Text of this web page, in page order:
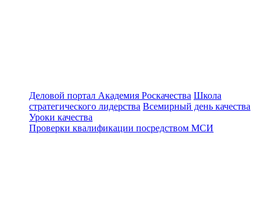
Деловой портал Академия Роскачества Школа
стратегического лидерства Всемирный день качества
Уроки качества
Проверки квалификации посредством МСИ